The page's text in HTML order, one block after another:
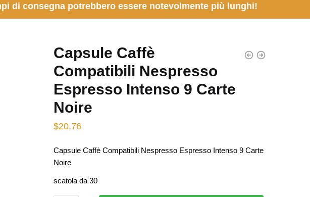
di consegna potrebbero essere notevolmente più lunghi!
Capsule Caffè
Compatibili Nespresso
Espresso Intenso 9 Carte
Noire
$20.76
Capsule Caffè Compatibili Nespresso Espresso Intenso 9 Carte
Noire
scatola da 30